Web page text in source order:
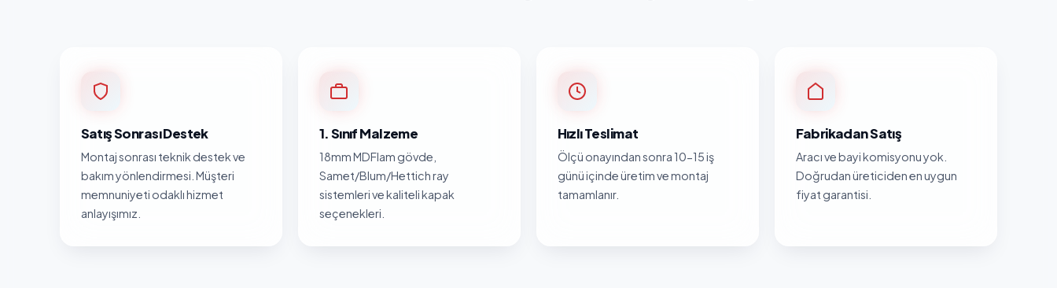
Satış Sonrası Destek
Montaj sonrası teknik destek ve
bakım yönlendirmesi. Müşteri
memnuniyeti odaklı hizmet
anlayışımız.
1. Sınıf Malzeme
18mm MDFlam gövde,
Samet/Blum/Hettich ray
sistemleri ve kaliteli kapak
seçenekleri.
Hızlı Teslimat
Ölçü onayından sonra 10-15 iş
günü içinde üretim ve montaj
tamamlanır.
Fabrikadan Satış
Aracı ve bayi komisyonu yok.
Doğrudan üreticiden en uygun
fiyat garantisi.